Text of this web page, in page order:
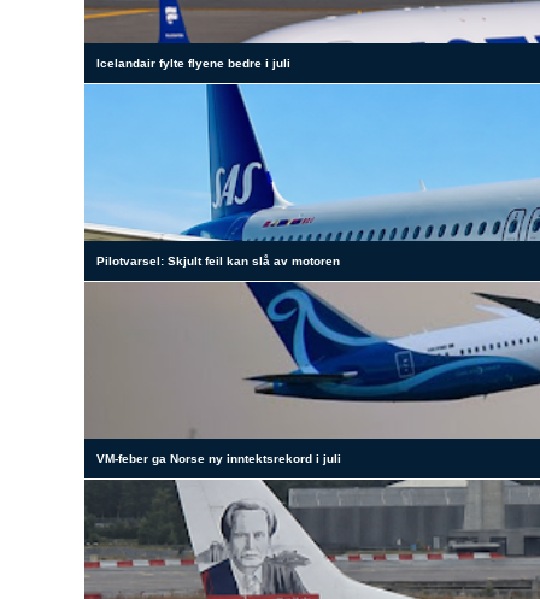
Icelandair fylte flyene bedre i juli
Pilotvarsel: Skjult feil kan slå av motoren
VM-feber ga Norse ny inntektsrekord i juli